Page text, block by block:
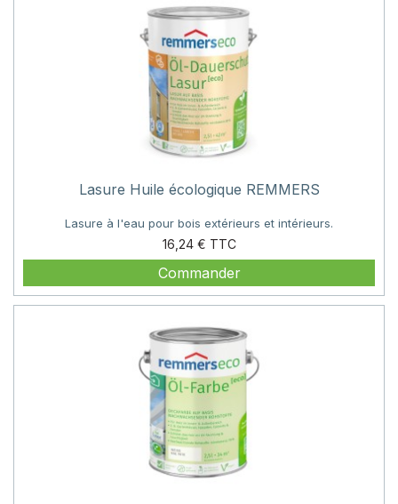
Lasure Huile écologique REMMERS
Lasure à l'eau pour bois extérieurs et intérieurs.
16,24 €
Prix
Commander